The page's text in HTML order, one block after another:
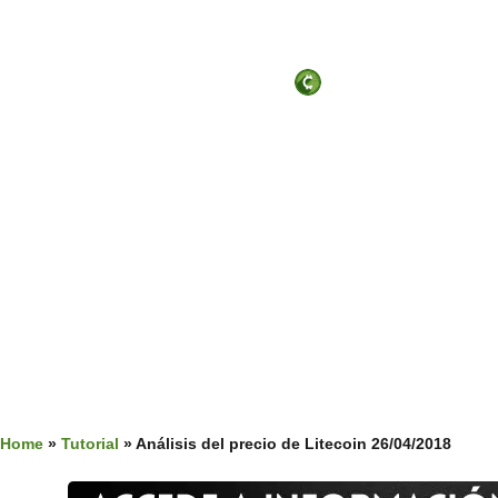
Home » Tutorial » Análisis del precio de Litecoin 26/04/2018